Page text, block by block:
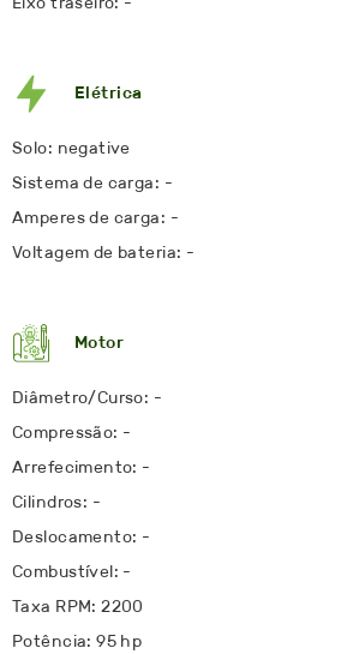
Elétrica
Solo: negative
Sistema de carga: -
Amperes de carga: -
Voltagem de bateria: -
Motor
Diâmetro/Curso: -
Compressão: -
Arrefecimento: -
Cilindros: -
Deslocamento: -
Combustível: -
Taxa RPM: 2200
Potência: 95 hp